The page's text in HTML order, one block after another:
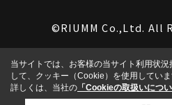
©RIUMM Co.,Ltd. All
当サイトでは、お客様の当サイト利用状
して、クッキー（Cookie）を使用していま
詳しくは、当社の 「Cookieの取扱いについ